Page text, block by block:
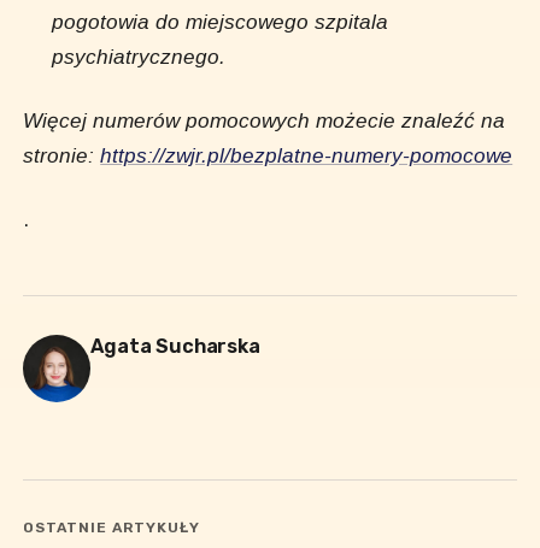
pogotowia do miejscowego szpitala
psychiatrycznego.
Więcej numerów pomocowych możecie znaleźć na
stronie:https://zwjr.pl/bezplatne-numery-pomocowe
.
Agata Sucharska
OSTATNIE ARTYKUŁY